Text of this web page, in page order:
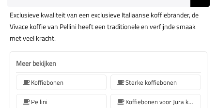
Exclusieve kwaliteit van een exclusieve Italiaanse koffiebrander, de
Vivace koffie van Pellini heeft een traditionele en verfijnde smaak
met veel kracht.
Meer bekijken
Koffiebonen
Sterke koffiebonen
Pellini
Koffiebonen voor Jura koffiemachine